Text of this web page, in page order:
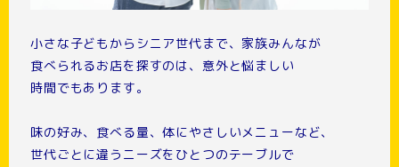
小さな子どもからシニア世代まで、家族みんなが
食べられるお店を探すのは、意外と悩ましい
時間でもあります。
味の好み、食べる量、体にやさしいメニューなど、
世代ごとに違うニーズをひとつのテーブルで